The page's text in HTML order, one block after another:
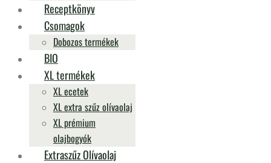
Receptkönyv
Csomagok
Dobozos termékek
BIO
XL termékek
XL ecetek
XL extra szűz olívaolaj
XL prémium
olajbogyók
Extraszűz Olívaolaj